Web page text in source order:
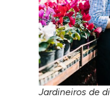
Jardineiros de